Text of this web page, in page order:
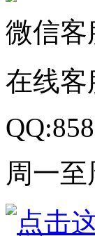
微信客
在线客
周一至